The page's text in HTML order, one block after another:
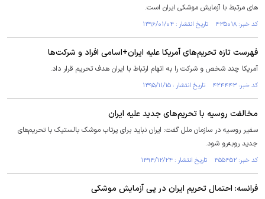
های مرتبط با آزمایش موشکی ایران است.
کد خبر: ۴۳۵۰۱۸ تاریخ انتشار : ۱۳۹۶/۰۱/۰۴
فهرست تازه تحریم‌‌های آمریکا علیه ایران+اسامی افراد و شرکت‌ها
آمریکا چند شخص و شرکت را به اتهام ارتباط با ایران هدف تحریم قرار داد.
کد خبر: ۴۲۴۴۴۳ تاریخ انتشار : ۱۳۹۵/۱۱/۱۵
مخالفت روسیه با تحریم‌های جدید علیه ایران
سفیر روسیه در سازمان ملل گفت: ایران نباید برای پرتاب موشک بالستیک با تحریم‌های
جدید روبه‌رو شود.
کد خبر: ۳۵۵۴۵۲ تاریخ انتشار : ۱۳۹۴/۱۲/۲۴
فرانسه: احتمال تحریم‌ ایران در پی آزمایش موشکی